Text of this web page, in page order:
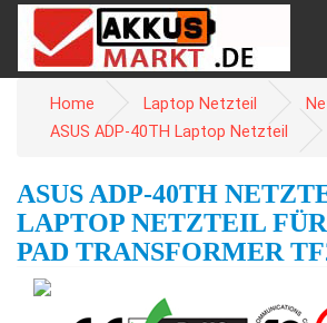
Home Laptop Netzteil
ASUS ADP-40TH Laptop Netzteil
ASUS ADP-40TH
LAPTOP NETZTEIL FÜR
PAD TRANSFORMER